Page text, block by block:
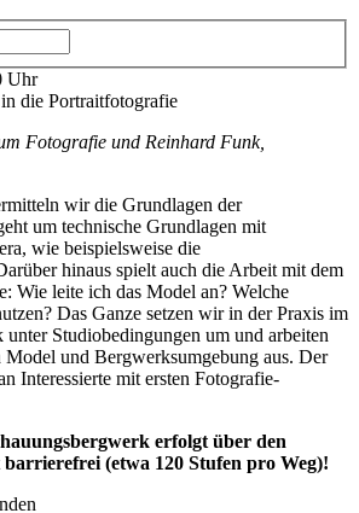
Uhr
die Portraitfotografie
Fotografie und Reinhard Funk,
wir die Grundlagen der
um technische Grundlagen mit
wie beispielsweise die
hinaus spielt auch die Arbeit mit dem
Wie leite ich das Model an? Welche
Das Ganze setzen wir in der Praxis im
unter Studiobedingungen um und arbeiten
und Bergwerksumgebung aus. Der
Interessierte mit ersten Fotografie-
erfolgt über den
(etwa 120 Stufen pro Weg)!